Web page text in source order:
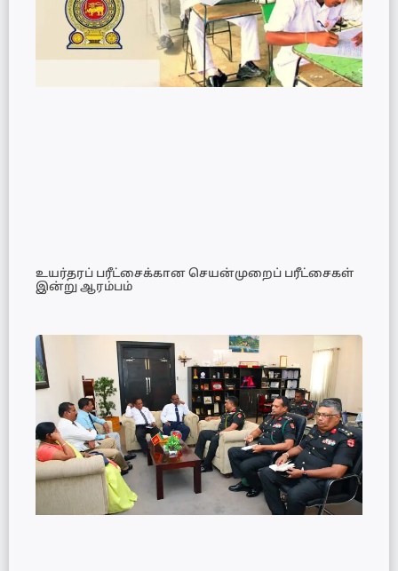
உயர்தரப் பரீட்சைக்கான செயன்முறைப் பரீட்சைகள்
இன்று ஆரம்பம்